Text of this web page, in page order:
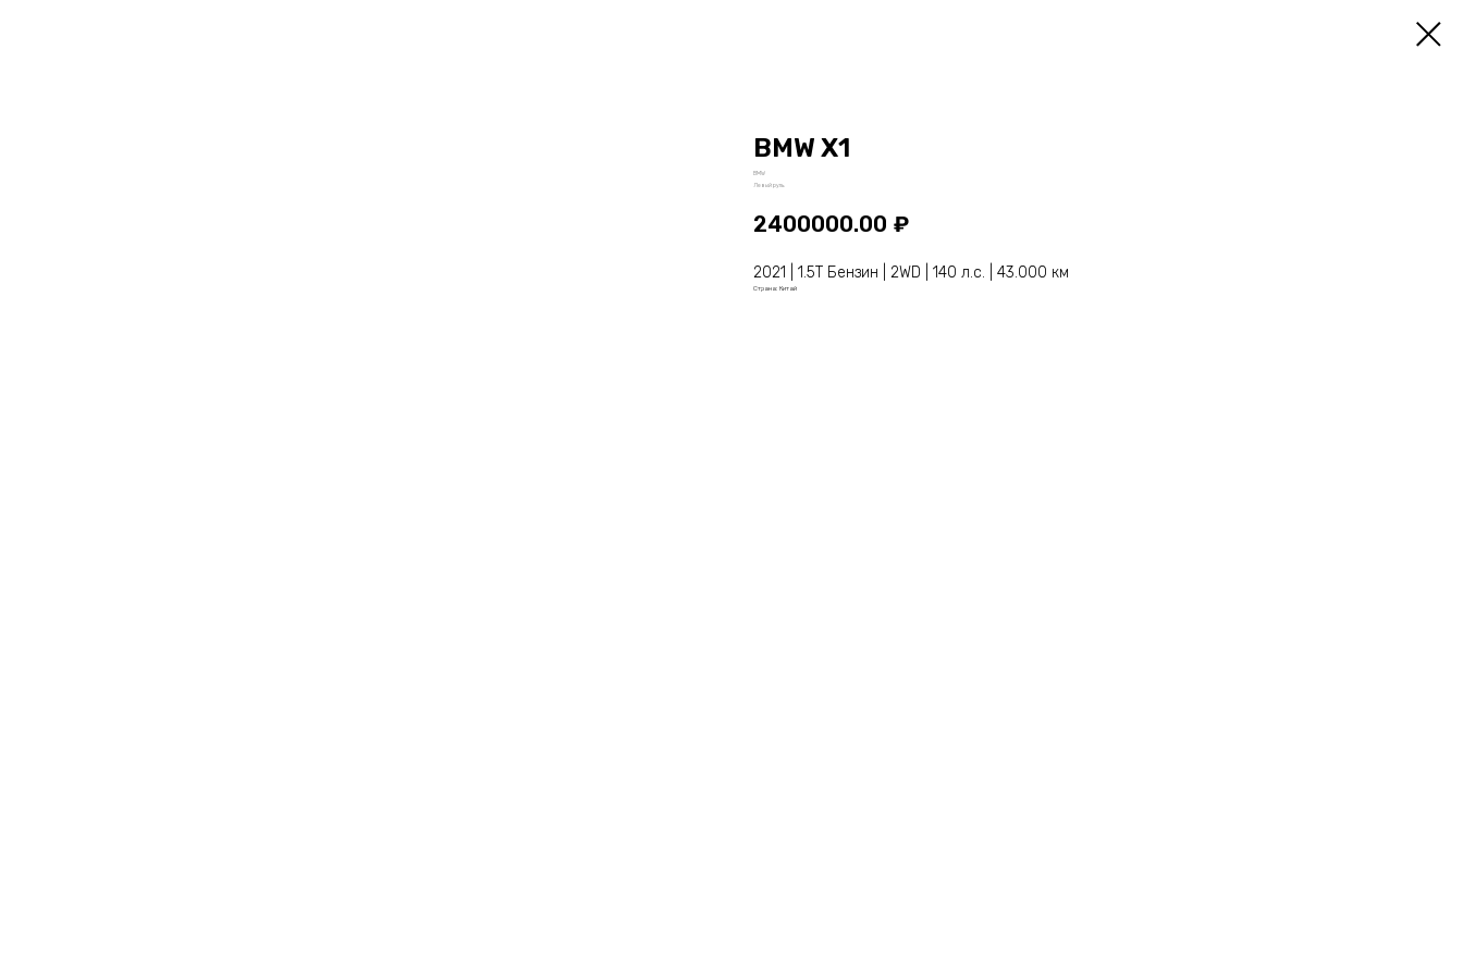
BMW X1
BMW
Левый руль
2400000.00 ₽
2021 | 1.5T Бензин | 2WD | 140 л.с. | 43.000 км
Страна: Китай